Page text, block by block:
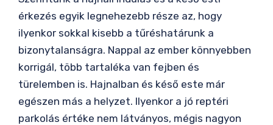
érkezés egyik legnehezebb része az, hogy
ilyenkor sokkal kisebb a tűréshatárunk a
bizonytalanságra. Nappal az ember könnyebben
korrigál, több tartaléka van fejben és
türelemben is. Hajnalban és késő este már
egészen más a helyzet. Ilyenkor a jó reptéri
parkolás értéke nem látványos, mégis nagyon